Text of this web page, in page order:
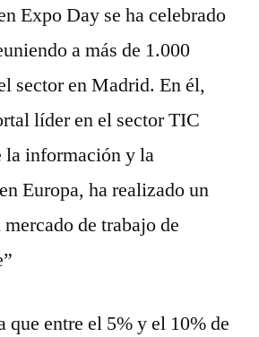
Expo Day se ha celebrado
a más de 1.000
sector en Madrid. En él,
líder en el sector TIC
la información y la
Europa, ha realizado un
de trabajo de
que entre el 5% y el 10% de